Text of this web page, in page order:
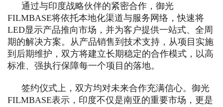
通过与印度战略伙伴的紧密合作，御光
FILMBASE将依托本地化渠道与服务网络，快速将
LED显示产品推向市场，并为客户提供一站式、全周
期的解决方案。从产品销售到技术支持，从项目实施
到后期维护，双方将建立长期稳定的合作模式，以高
标准、强执行保障每一个项目的落地。
签约仪式上，双方均对未来合作充满信心。御光
FILMBASE表示，印度不仅是南亚的重要市场，更是